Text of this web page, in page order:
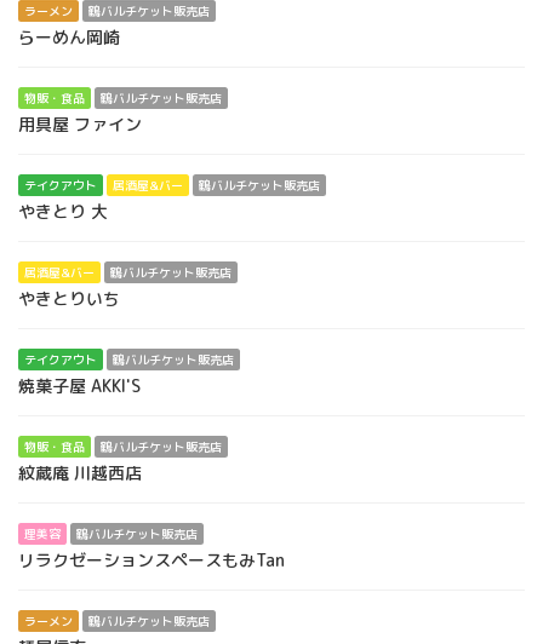
ラーメン 鶴バルチケット販売店
らーめん岡崎
物販・食品 鶴バルチケット販売店
用具屋 ファイン
テイクアウト 居酒屋&バー 鶴バルチケット販売店
やきとり 大
居酒屋&バー 鶴バルチケット販売店
やきとりいち
テイクアウト 鶴バルチケット販売店
焼菓子屋 AKKI'S
物販・食品 鶴バルチケット販売店
紋蔵庵 川越西店
理美容 鶴バルチケット販売店
リラクゼーションスペースもみTan
ラーメン 鶴バルチケット販売店